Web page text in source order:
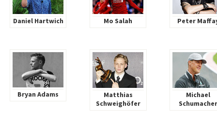
Daniel Hartwich Mo Salah Peter
Bryan Adams
Matthias
Schweighöfer
Michael
Schumacher